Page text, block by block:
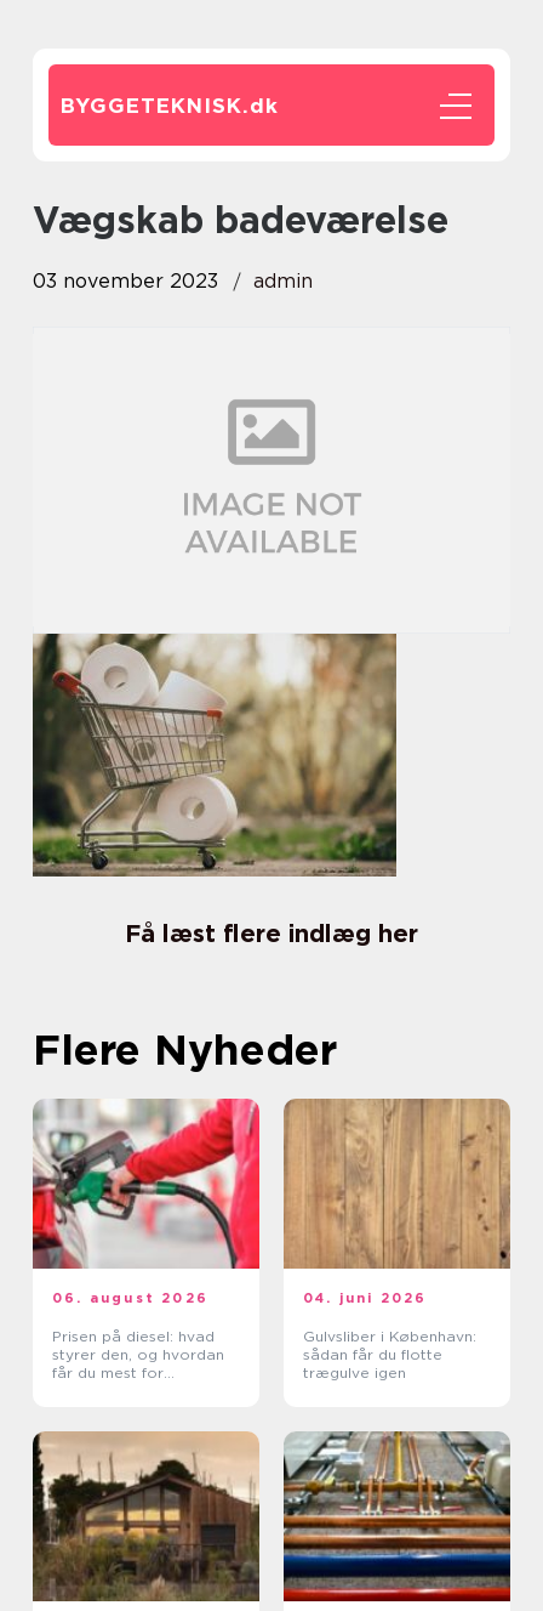
BYGGETEKNISK.dk
vægskab badeværelse
03 november 2023 admin
Få læst flere indlæg her
Flere Nyheder
06. august 2026
Prisen på diesel: hvad
styrer den, og hvordan
får du mest for
04. juni 2026
Gulvsliber i København:
sådan får du flotte
trægulve igen